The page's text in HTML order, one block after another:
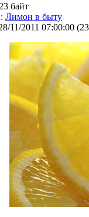
байт
: Лимон в быту
11/2011 07:00:00 (